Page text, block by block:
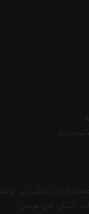
الرقم الضريبي تونس
الآيبان في تونس